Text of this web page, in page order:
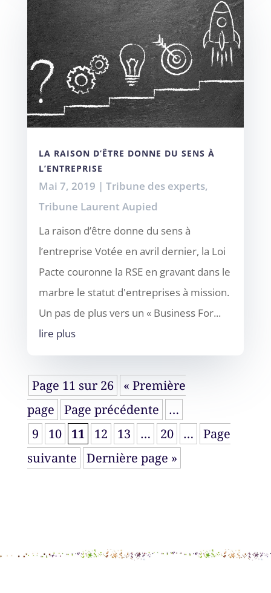
LA RAISON D’ÊTRE DONNE DU SENS À
L’ENTREPRISE
Mai 7, 2019 | Tribune des experts,
Tribune Laurent Aupied
La raison d’être donne du sens à
l’entreprise Votée en avril dernier, la Loi
Pacte couronne la RSE en gravant dans le
marbre le statut d'entreprises à mission.
Un pas de plus vers un « Business For...
lire plus
Page 11 sur 26
« Première
page
Page précédente
…
9
10 11 12 13 … 20 …
Page
suivante
Dernière page »